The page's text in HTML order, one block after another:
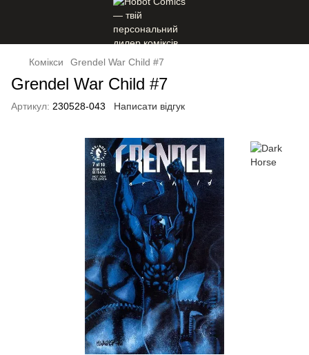
Комікси Grendel War Child #7
Grendel War Child #7
Артикул: 230528-043 Написати відгук